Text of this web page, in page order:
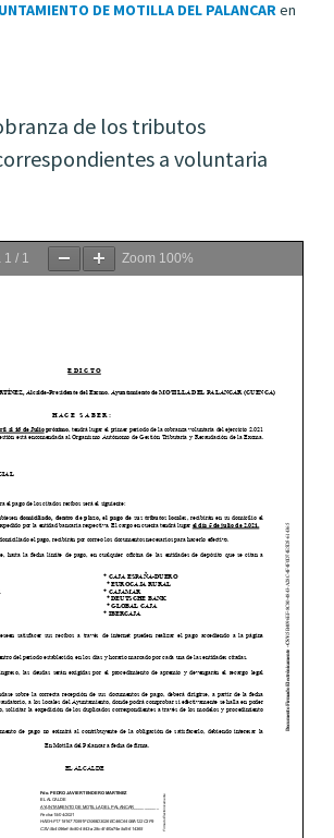
DE MOTILLA DEL PALANCARen
de los tributos
a voluntaria
1 / 1 Zoom 100%